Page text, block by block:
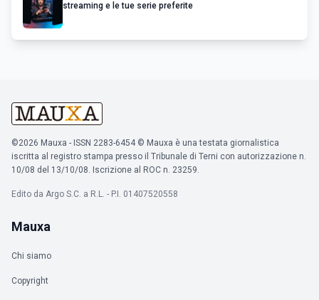
streaming e le tue serie preferite
©2026 Mauxa - ISSN 2283-6454 © Mauxa è una testata giornalistica
iscritta al registro stampa presso il Tribunale di Terni con autorizzazione n.
10/08 del 13/10/08. Iscrizione al ROC n. 23259.
Edito da Argo S.C. a R.L. - P.I. 01407520558
Mauxa
Chi siamo
Copyright